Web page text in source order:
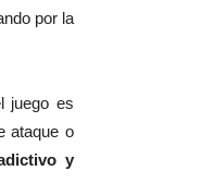
por la
juego es
ataque o
y